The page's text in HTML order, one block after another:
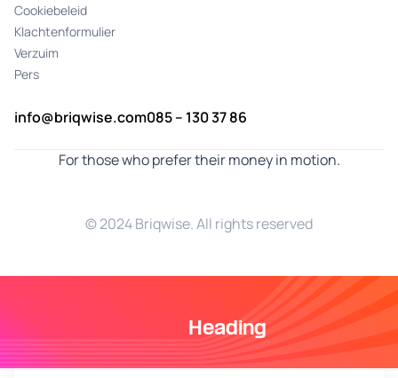
Cookiebeleid
Klachtenformulier
Verzuim
Pers
info@briqwise.com085 – 130 37 86
For those who prefer their money in motion.
© 2024 Briqwise. All rights reserved
Heading